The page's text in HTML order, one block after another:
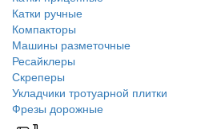
Катки ручные
Компакторы
Машины разметочные
Ресайклеры
Скреперы
Укладчики тротуарной плитки
Фрезы дорожные